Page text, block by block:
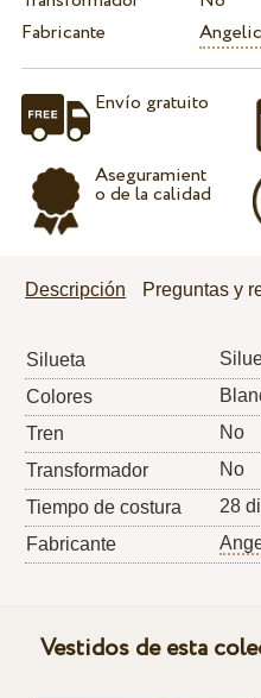
Fabricante
Envío gratuito
Aseguramient
o de la calidad
Descripción Preguntas y
Silueta
Colores
Tren
No
Transformador
No
Tiempo de costura
28
Fabricante
Vestidos de esta